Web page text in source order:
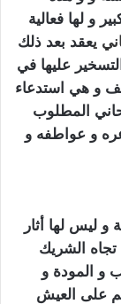
و لها فعالية
يعقد بعد ذلك
عليها في
و هي استدعاء
المطلوب
و عواطفه و
ليس لها أثار
الشريك
و المودة و
على العيش